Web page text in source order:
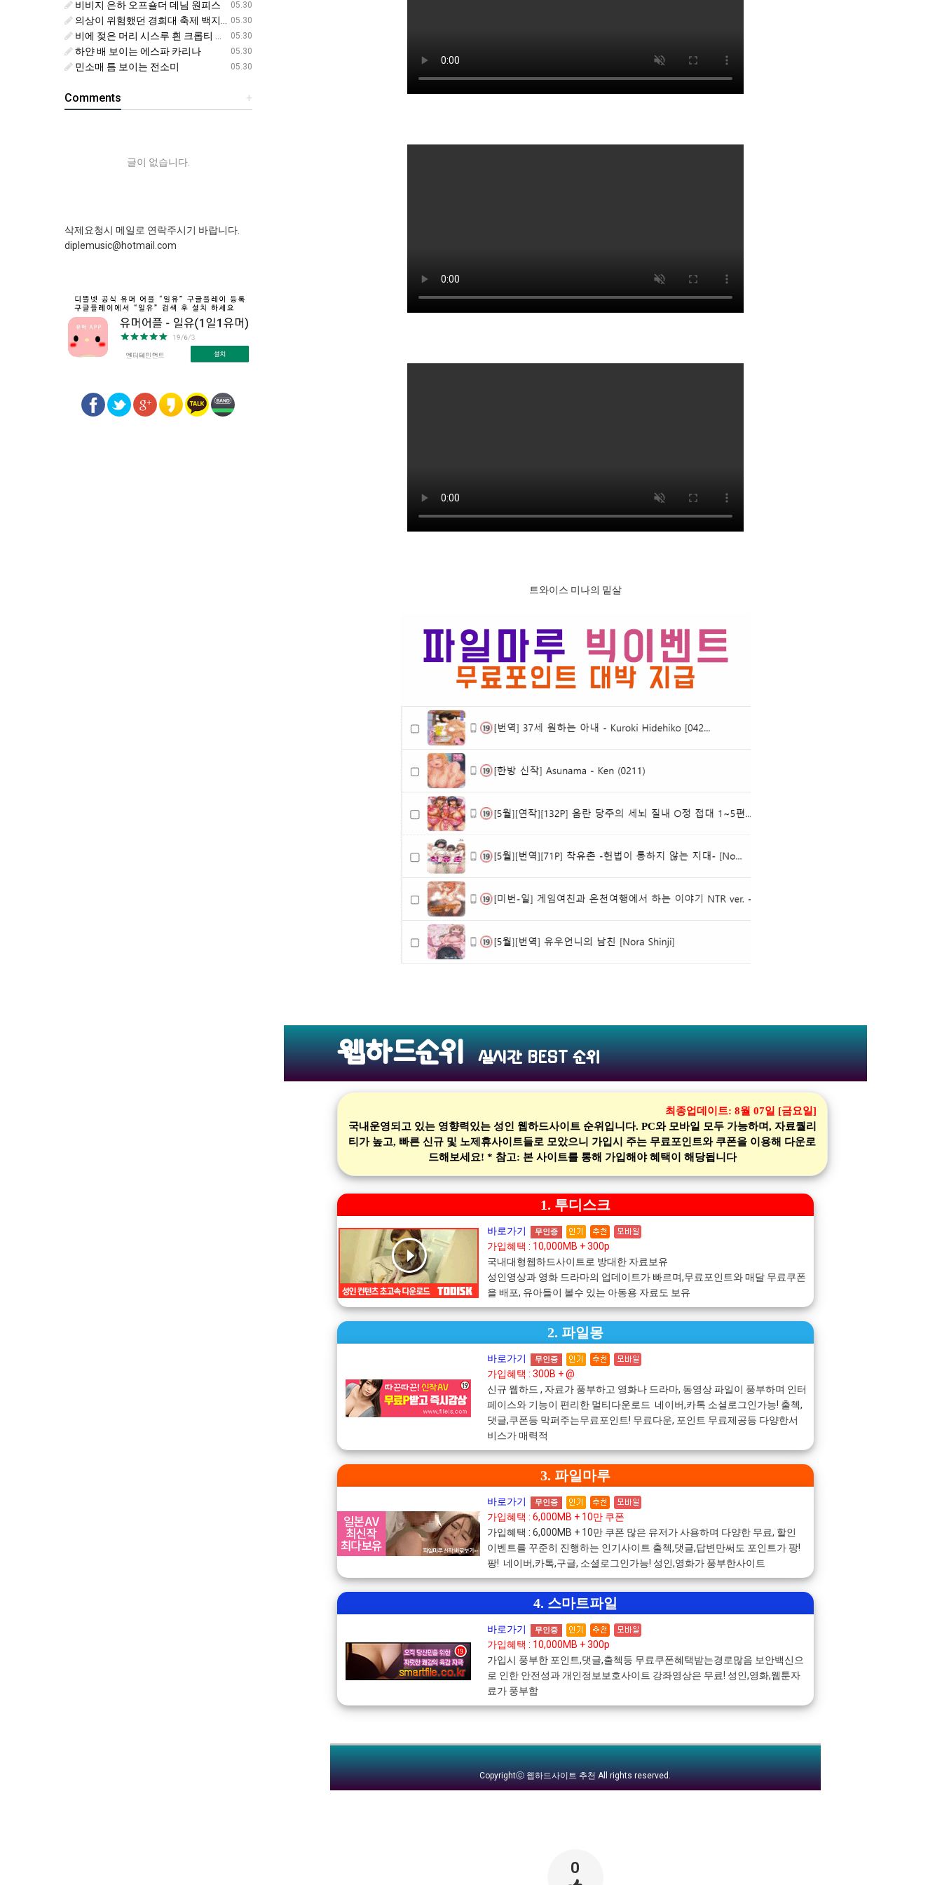
트와이스 미나의 밑살
웹하드순위 실시간 BEST 순위
최종업데이트: 8월 07일 [금요일]
국내운영되고 있는 영향력있는 성인 웹하드사이트 순위입니다. PC와 모바일 모두 가능하며, 자료퀄리
티가 높고, 빠른 신규 및 노제휴사이트들로 모았으니 가입시 주는 무료포인트와 쿠폰을 이용해 다운로
드해보세요! * 참고: 본 사이트를 통해 가입해야 혜택이 해당됩니다
1. 투디스크
바로가기 무인증
가입혜택 : 10,000MB + 300p
국내대형웹하드사이트로 방대한 자료보유
성인영상과 영화 드라마의 업데이트가 빠르며,무료포인트와 매달 무료쿠폰
을 배포, 유아들이 볼수 있는 아동용 자료도 보유
2. 파일몽
바로가기 무인증
가입혜택 : 300B + @
신규 웹하드 , 자료가 풍부하고 영화나 드라마, 동영상 파일이 풍부하며 인터
페이스와 기능이 편리한 멀티다운로드 네이버,카톡 소셜로그인가능! 출첵,
댓글,쿠폰등 막퍼주는무료포인트! 무료다운, 포인트 무료제공등 다양한서
비스가 매력적
3. 파일마루
바로가기 무인증
가입혜택 : 6,000MB + 10만 쿠폰
가입혜택 : 6,000MB + 10만 쿠폰 많은 유저가 사용하며 다양한 무료, 할인
이벤트를 꾸준히 진행하는 인기사이트 출첵,댓글,답변만써도 포인트가 팡!
팡! 네이버,카톡,구글, 소셜로그인가능! 성인,영화가 풍부한사이트
4. 스마트파일
바로가기 무인증
가입혜택 : 10,000MB + 300p
가입시 풍부한 포인트,댓글,출첵등 무료쿠폰혜택받는경로많음 보안백신으
로 인한 안전성과 개인정보보호사이트 강좌영상은 무료! 성인,영화,웹툰자
료가 풍부함
Copyrightⓒ웹하드사이트 추천 All rights reserved.
0
05.30
비비지 은하 오프숄더 데님 원피스
05.30
의상이 위험했던 경희대 축제 백지헌
05.30
비에 젖은 머리 시스루 흰 크롭티 에스파 닝닝
05.30
하얀 배 보이는 에스파 카리나
05.30
민소매 틈 보이는 전소미
+
Comments
글이 없습니다.
삭제요청시 메일로 연락주시기 바랍니다.
diplemusic@hotmail.com